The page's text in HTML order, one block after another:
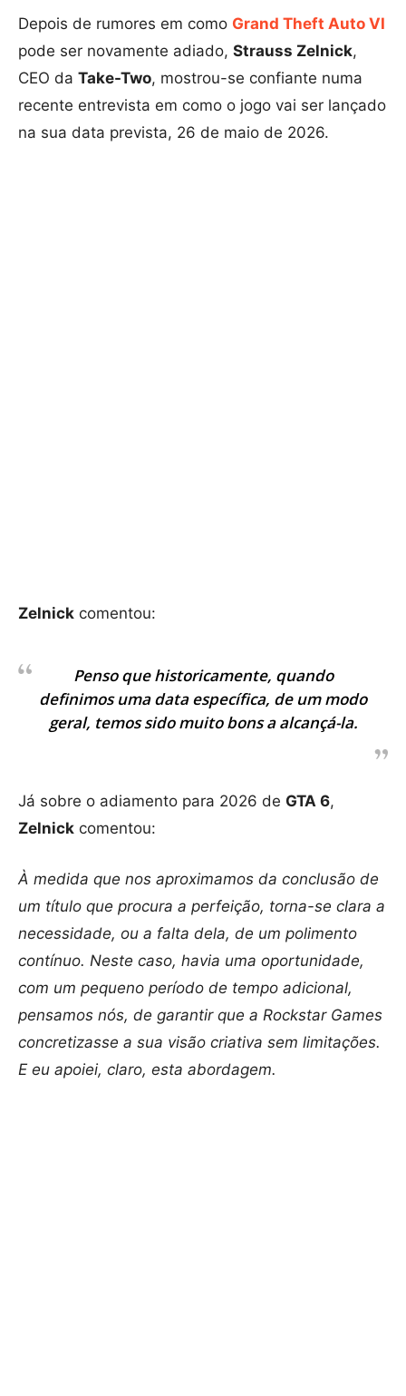
Depois de rumores em como Grand Theft Auto VI
pode ser novamente adiado, Strauss Zelnick,
CEO da Take-Two, mostrou-se confiante numa
recente entrevista em como o jogo vai ser lançado
na sua data prevista, 26 de maio de 2026.
Zelnick comentou:
Penso que historicamente, quando
definimos uma data específica, de um modo
geral, temos sido muito bons a alcançá-la.
Já sobre o adiamento para 2026 de GTA 6,
Zelnick comentou:
À medida que nos aproximamos da conclusão de
um título que procura a perfeição, torna-se clara a
necessidade, ou a falta dela, de um polimento
contínuo. Neste caso, havia uma oportunidade,
com um pequeno período de tempo adicional,
pensamos nós, de garantir que a Rockstar Games
concretizasse a sua visão criativa sem limitações.
E eu apoiei, claro, esta abordagem.